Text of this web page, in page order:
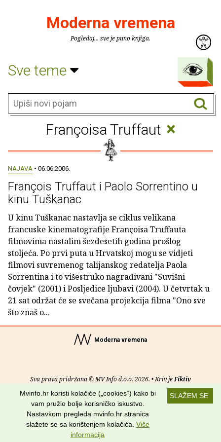
Moderna vremena
Pogledaj... sve je puno knjiga.
Sve teme
Françoisa Truffaut ×
NAJAVA • 06.06.2006.
François Truffaut i Paolo Sorrentino u
kinu Tuškanac
U kinu Tuškanac nastavlja se ciklus velikana
francuske kinematografije Françoisa Truffauta
filmovima nastalim šezdesetih godina prošlog
stoljeća. Po prvi puta u Hrvatskoj mogu se vidjeti
filmovi suvremenog talijanskog redatelja Paola
Sorrentina i to višestruko nagrađivani "Suvišni
čovjek" (2001) i Posljedice ljubavi (2004). U četvrtak u
21 sat održat će se svečana projekcija filma "Ono sve
što znaš o...
Moderna vremena
Sva prava pridržana © MV Info d.o.o. 2026. • Kriv jeFiktiv
Uvjeti korištenja RSS kanali
Potraži nas na:
SLAŽEM SE
Mvinfo.hr koristi kolačiće („cookies“) kako bi
vam pružio bolje korisničko iskustvo.
Nastavkom pregleda mvinfo.hr stranica
slažete se sa korištenjem kolačića. Više
informacija